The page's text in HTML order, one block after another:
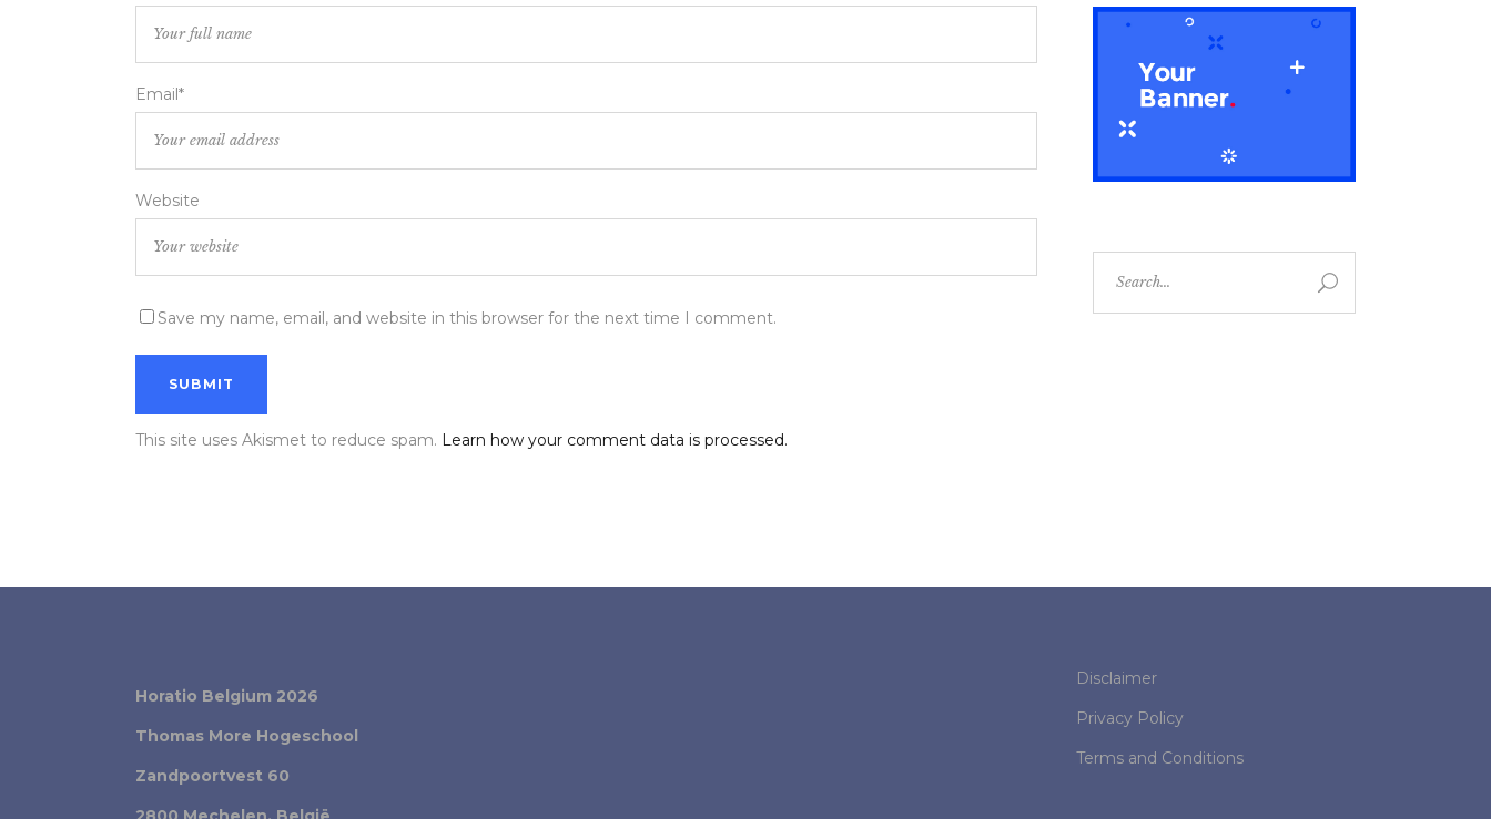
Email*
Website
Save my name, email, and website in this browser for the next time I comment.
This site uses Akismet to reduce spam. Learn how your comment data is processed.
Horatio Belgium 2026
Thomas More Hogeschool
Zandpoortvest 60
Disclaimer
Privacy Policy
Terms and Conditions